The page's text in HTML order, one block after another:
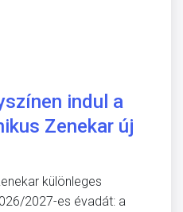
indul a
Zenekar új
különleges
2027-es évadát: a